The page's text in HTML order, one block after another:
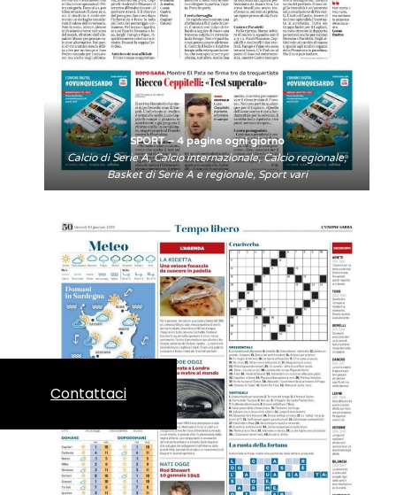
SPORT – 4 pagine ogni giorno
Calcio di Serie A, Calcio internazionale, Calcio regionale,
Basket di Serie A e regionale, Sport vari
Contattaci